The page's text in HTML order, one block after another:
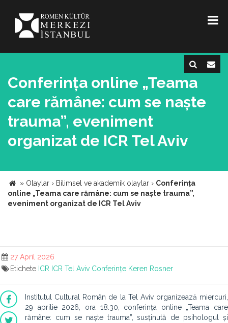
Conferința online „Teama
care rămâne: cum se naște
trauma”, eveniment
organizat de ICR Tel Aviv
» Olaylar › Bilimsel ve akademik olaylar › Conferința
online „Teama care rămâne: cum se naște trauma”,
eveniment organizat de ICR Tel Aviv
27 April 2026
Etichete ICR ICR Tel Aviv Conferințe Keren Rosner
Institutul Cultural Român de la Tel Aviv organizează miercuri,
29 aprilie 2026, ora 18.30, conferința online „Teama care
rămâne: cum se naște trauma”, susținută de psihologul și